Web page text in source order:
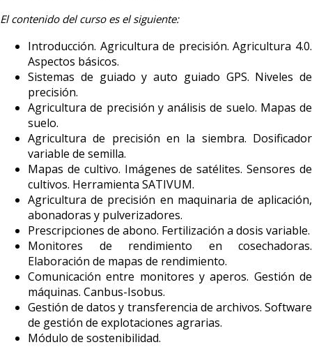
El contenido del curso es el siguiente:
Introducción. Agricultura de precisión. Agricultura 4.0.
Aspectos básicos.
Sistemas de guiado y auto guiado GPS. Niveles de
precisión.
Agricultura de precisión y análisis de suelo. Mapas de
suelo.
Agricultura de precisión en la siembra. Dosificador
variable de semilla.
Mapas de cultivo. Imágenes de satélites. Sensores de
cultivos. Herramienta SATIVUM.
Agricultura de precisión en maquinaria de aplicación,
abonadoras y pulverizadores.
Prescripciones de abono. Fertilización a dosis variable.
Monitores de rendimiento en cosechadoras.
Elaboración de mapas de rendimiento.
Comunicación entre monitores y aperos. Gestión de
máquinas. Canbus-Isobus.
Gestión de datos y transferencia de archivos. Software
de gestión de explotaciones agrarias.
Módulo de sostenibilidad.